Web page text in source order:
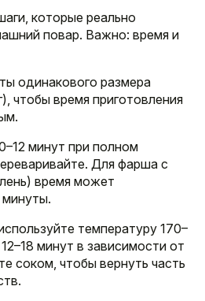
которые реально
повар. Важно: время и
одинакового размера
чтобы время приготовления
минут при полном
Для фарша с
время может
минуты.
температуру 170–
минут в зависимости от
соком, чтобы вернуть часть